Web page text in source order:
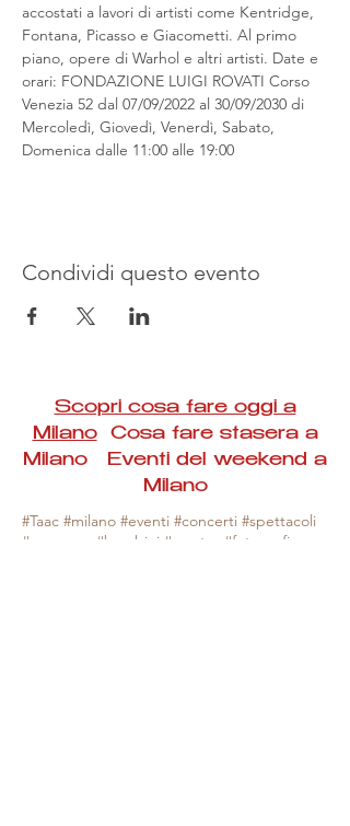
accostati a lavori di artisti come Kentridge,
Fontana, Picasso e Giacometti. Al primo
piano, opere di Warhol e altri artisti. Date e
orari: FONDAZIONE LUIGI ROVATI Corso
Venezia 52 dal 07/09/2022 al 30/09/2030 di
Mercoledì, Giovedì, Venerdì, Sabato,
Domenica dalle 11:00 alle 19:00
Condividi questo evento
Scopri cosa fare oggi a
MilanoCosa fare stasera a
Milano Eventi del weekend a
Milano
#Taac #milano #eventi #concerti #spettacoli
#rassegne #bambini #mostre #fotografia